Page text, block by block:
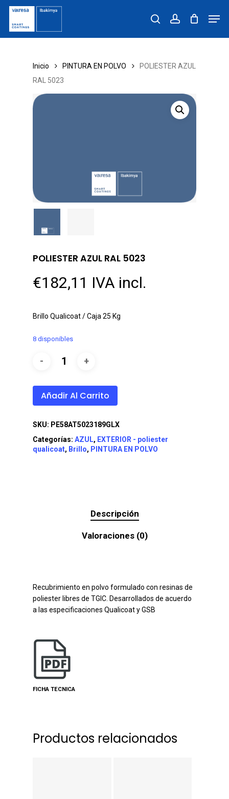
Skip
main
content
searchaccount
Inicio PINTURA EN POLVO
POLIESTER AZUL
RAL 5023
POLIESTER AZUL RAL 5023
€182,11 IVA incl.
Brillo Qualicoat / Caja 25 Kg
8 disponibles
Añadir Al Carrito
SKU: PE58AT5023189GLX
Categorías: AZUL, EXTERIOR - poliester
qualicoat, Brillo, PINTURA EN POLVO
Descripción
Valoraciones (0)
Recubrimiento en polvo formulado con resinas de
poliester libres de TGIC. Desarrollados de acuerdo
a las especificaciones Qualicoat y GSB
FICHA TECNICA
Productos relacionados